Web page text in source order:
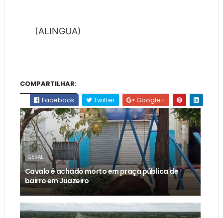
(ALINGUA)
COMPARTILHAR:
Facebook
Twitter Google+
GERAL
Cavalo é achado morto em praça pública de
bairro em Juazeiro